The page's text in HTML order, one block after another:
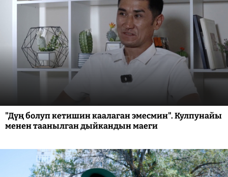
"Дүң болуп кетишин каалаган эмесмин". Кулпунайы
менен таанылган дыйкандын маеги